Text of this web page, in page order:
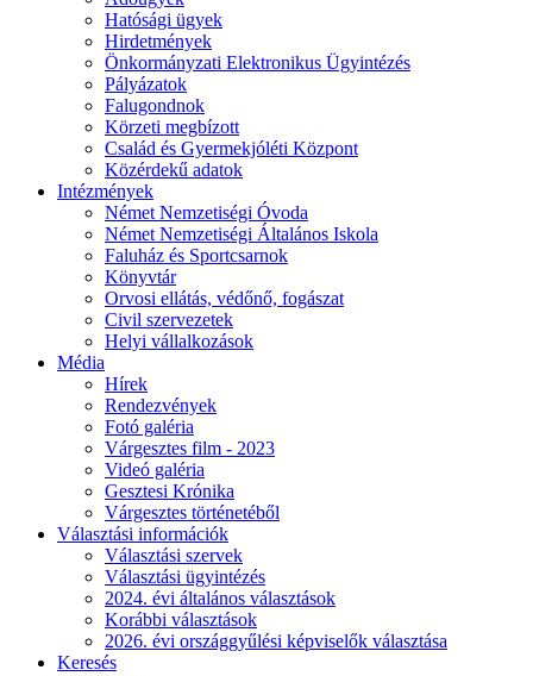
Hatósági ügyek
Hirdetmények
Önkormányzati Elektronikus Ügyintézés
Pályázatok
Falugondnok
Körzeti megbízott
Család és Gyermekjóléti Központ
Közérdekű adatok
Intézmények
Német Nemzetiségi Óvoda
Német Nemzetiségi Általános Iskola
Faluház és Sportcsarnok
Könyvtár
Orvosi ellátás, védőnő, fogászat
Civil szervezetek
Helyi vállalkozások
Média
Hírek
Rendezvények
Fotó galéria
Várgesztes film - 2023
Videó galéria
Gesztesi Krónika
Várgesztes történetéből
Választási információk
Választási szervek
Választási ügyintézés
2024. évi általános választások
Korábbi választások
2026. évi országgyűlési képviselők választása
Keresés